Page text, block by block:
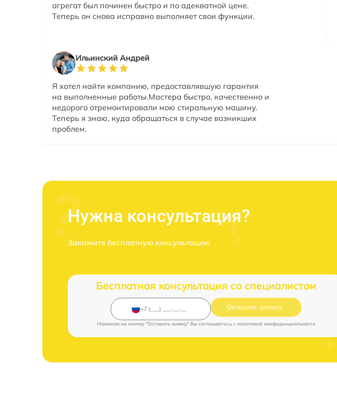
агрегат был починен быстро и по адекватной цене.
Теперь он снова исправно выполняет свои функции.
Ильинский Андрей
Я хотел найти компанию, предоставлявшую гарантия
на выполненные работы.Мастера быстро, качественно и
недорого отремонтировали мою стиральную машину.
Теперь я знаю, куда обращаться в случае возникших
проблем.
Нужна консультация?
Закажите бесплатную консультацию
Бесплатная консультация со специалистом
Оставить заявку
Нажимая на кнопку "Оставить заявку" Вы соглашаетесь c политикой конфиденциальности